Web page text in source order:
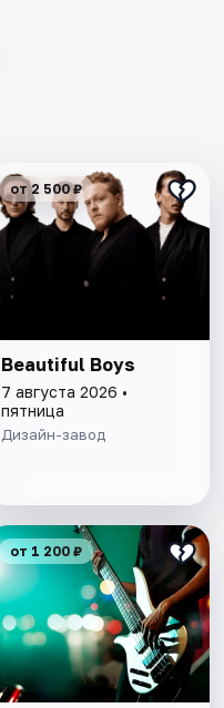
от 2 500 ₽
Beautiful Boys
7 августа 2026 •
пятница
Дизайн-завод
от 1 200 ₽